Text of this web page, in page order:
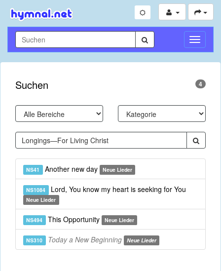
Suchen 4
NS41 Another new day Neue Lieder
NS1084 Lord, You know my heart is seeking for You
Neue Lieder
NS494 This Opportunity Neue Lieder
NS310 Today a New Beginning Neue Lieder